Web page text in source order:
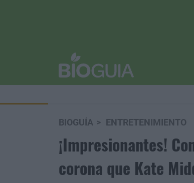
BIOGUÍA ENTRETENIMIENTO
¡Impresionantes!
corona que Kate